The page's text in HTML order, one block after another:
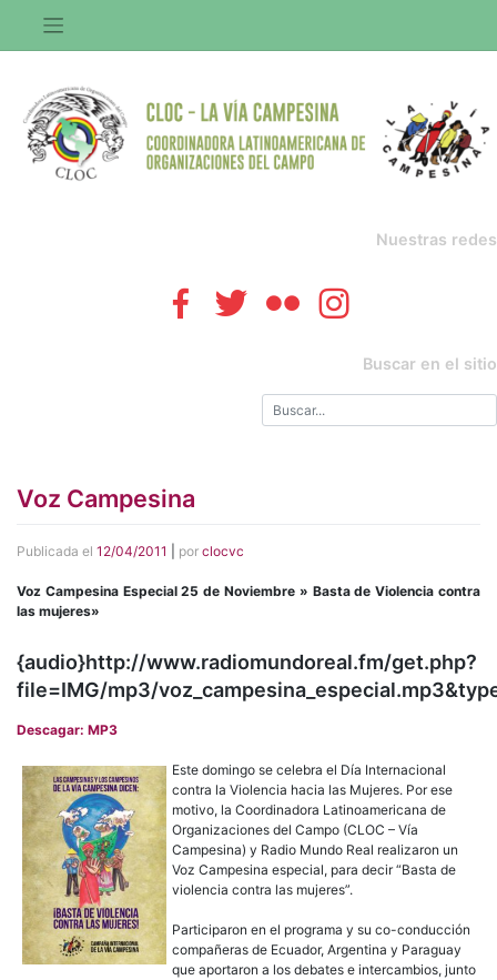
contenido
Nuestras redes
Buscar en el sitio
Voz Campesina
Publicada el 12/04/2011 por clocvc
Voz Campesina Especial 25 de Noviembre » Basta de Violencia contra
las mujeres»
{audio}http://www.radiomundoreal.fm/get.php?
file=IMG/mp3/
Descagar: MP3
Este domingo se celebra el Día Internacional
contra la Violencia hacia las Mujeres. Por ese
motivo, la Coordinadora Latinoamericana de
Organizaciones del Campo (CLOC – Vía
Campesina) y Radio Mundo Real realizaron un
Voz Campesina especial, para decir “Basta de
violencia contra las mujeres”.
Participaron en el programa y su co-conducción
compañeras de Ecuador, Argentina y Paraguay
que aportaron a los debates e intercambios, junto